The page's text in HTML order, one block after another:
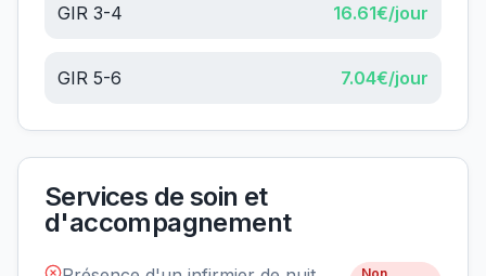
GIR 3-4 16.61€/jour
GIR 5-6 7.04€/jour
Services de soin et
d'accompagnement
Non